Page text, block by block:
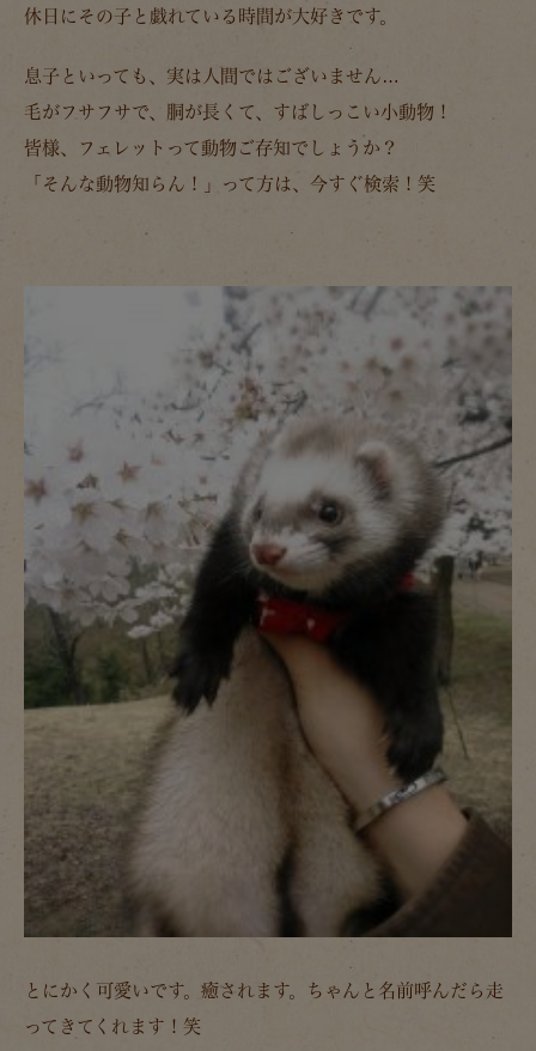
休日にその子と戯れている時間が大好きです。
息子といっても、実は人間ではございません…
毛がフサフサで、胴が長くて、すばしっこい小動物！
皆様、フェレットって動物ご存知でしょうか？
「そんな動物知らん！」って方は、今すぐ検索！笑
とにかく可愛いです。癒されます。ちゃんと名前呼んだら走
ってきてくれます！笑